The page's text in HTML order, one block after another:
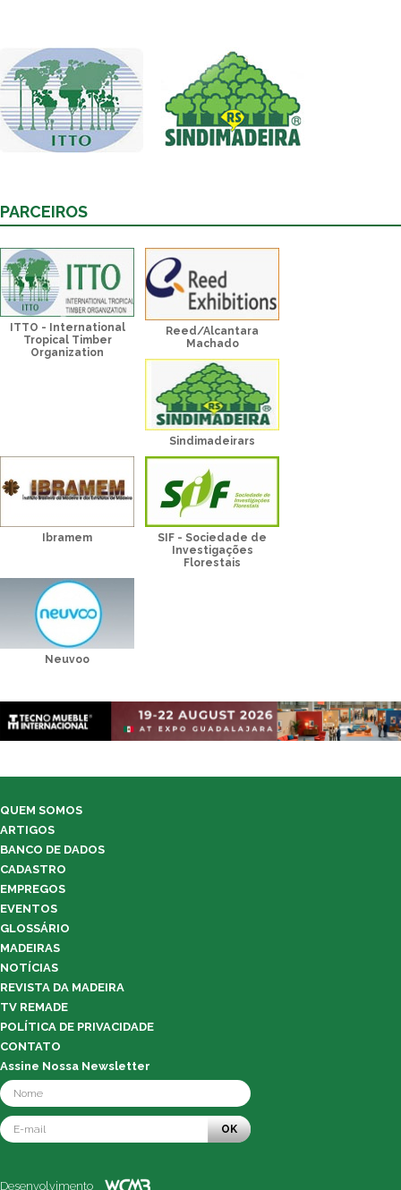
PARCEIROS
ITTO - International
Tropical Timber
Organization
Reed/Alcantara
Machado
Sindimadeirars
Ibramem
SIF - Sociedade de
Investigações
Florestais
Neuvoo
QUEM SOMOS
ARTIGOS
BANCO DE DADOS
CADASTRO
EMPREGOS
EVENTOS
GLOSSÁRIO
MADEIRAS
NOTÍCIAS
REVISTA DA MADEIRA
TV REMADE
POLÍTICA DE PRIVACIDADE
CONTATO
Assine Nossa Newsletter
OK
Desenvolvimento